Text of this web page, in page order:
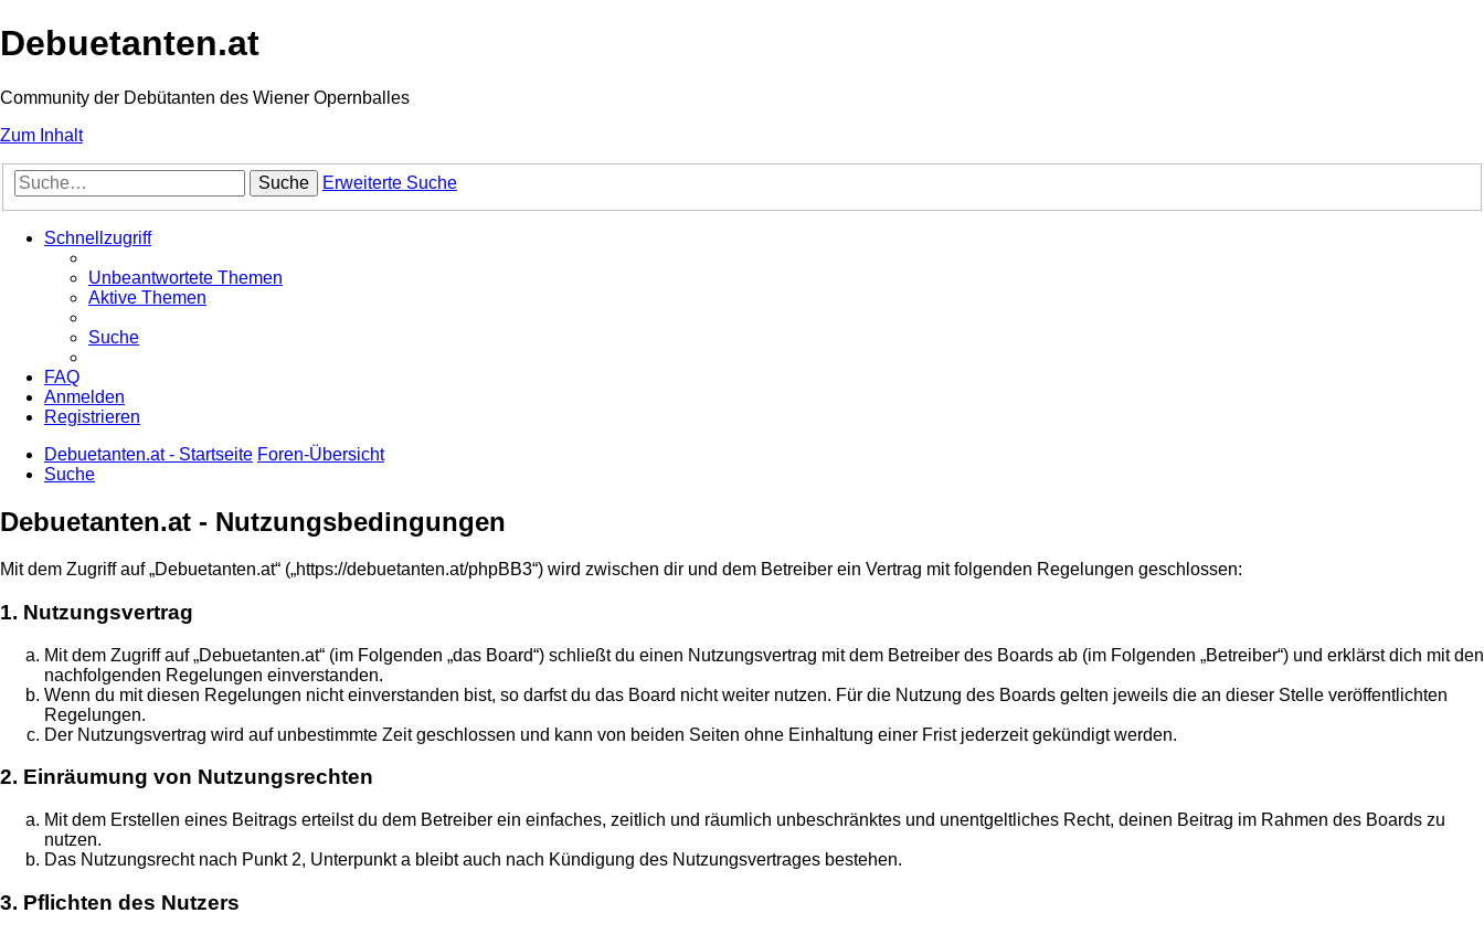
Debuetanten.at
Community der Debütanten des Wiener Opernballes
Zum Inhalt
Suche Erweiterte Suche
Schnellzugriff
Unbeantwortete Themen
Aktive Themen
Suche
FAQ
Anmelden
Registrieren
Debuetanten.at - Startseite Foren-Übersicht
Suche
Debuetanten.at - Nutzungsbedingungen
Mit dem Zugriff auf „Debuetanten.at“ („https://debuetanten.at/phpBB3“) wird zwischen dir und dem Betreiber ein Vertrag mit folgenden Regelungen geschlossen:
1. Nutzungsvertrag
Mit dem Zugriff auf „Debuetanten.at“ (im Folgenden „das Board“) schließt du einen Nutzungsvertrag mit dem Betreiber des Boards ab (im Folgenden „Betreiber“) und erklärst dich mit den
nachfolgenden Regelungen einverstanden.
Wenn du mit diesen Regelungen nicht einverstanden bist, so darfst du das Board nicht weiter nutzen. Für die Nutzung des Boards gelten jeweils die an dieser Stelle veröffentlichten
Regelungen.
Der Nutzungsvertrag wird auf unbestimmte Zeit geschlossen und kann von beiden Seiten ohne Einhaltung einer Frist jederzeit gekündigt werden.
2. Einräumung von Nutzungsrechten
Mit dem Erstellen eines Beitrags erteilst du dem Betreiber ein einfaches, zeitlich und räumlich unbeschränktes und unentgeltliches Recht, deinen Beitrag im Rahmen des Boards zu
nutzen.
Das Nutzungsrecht nach Punkt 2, Unterpunkt a bleibt auch nach Kündigung des Nutzungsvertrages bestehen.
3. Pflichten des Nutzers